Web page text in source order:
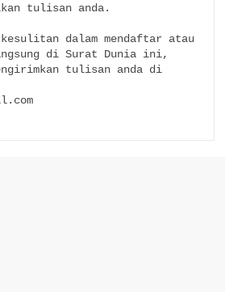
tulisan anda.
dalam mendaftar atau
di Surat Dunia ini,
tulisan anda di